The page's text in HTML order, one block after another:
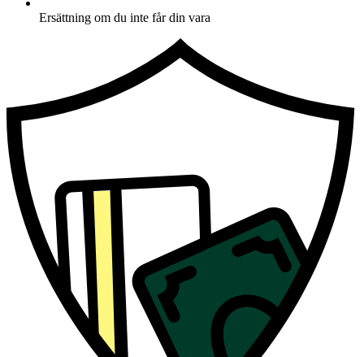
Ersättning om du inte får din vara